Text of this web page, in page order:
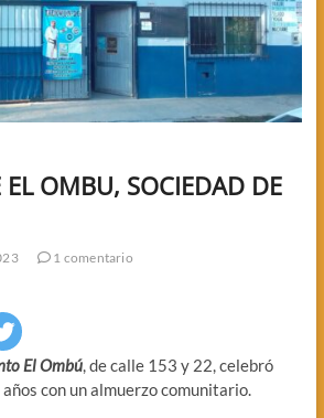
OMBU, SOCIEDAD DE
1 comentario
El Ombú, de calle 153 y 22, celebró
con un almuerzo comunitario.